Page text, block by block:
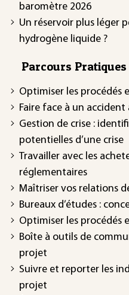
baromètre 2026
Un réservoir plus léger
hydrogène liquide ?
Parcours Pratiques
Optimiser les procédés
Faire face à un
Gestion de crise :
potentielles d’une crise
Travailler avec les
réglementaires
Maîtriser vos relations
Bureaux d’études :
Optimiser les procédés
Boîte à outils de
projet
Suivre et reporter les
projet